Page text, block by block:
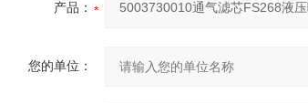
产品：
您的单位：